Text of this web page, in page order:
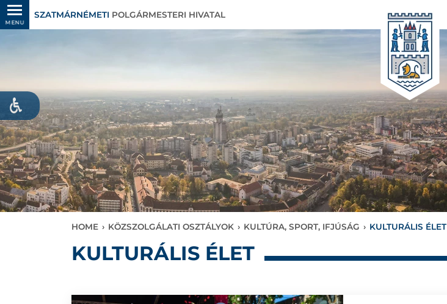
MENU
SZATMÁRNÉMETI POLGÁRMESTERI HIVATAL
HOME › KÖZSZOLGÁLATI OSZTÁLYOK › KULTÚRA, SPORT, IFJÚSÁG › KULTURÁLIS ÉLET
KULTURÁLIS ÉLET